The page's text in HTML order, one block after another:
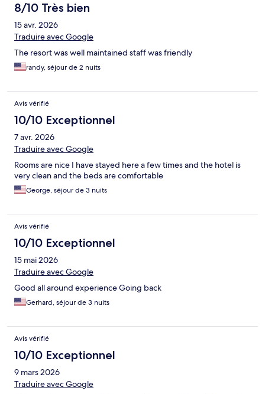
8/10 Très bien
15 avr. 2026
Traduire avec Google
The resort was well maintained staff was friendly
randy, séjour de 2 nuits
Avis vérifié
10/10 Exceptionnel
7 avr. 2026
Traduire avec Google
Rooms are nice I have stayed here a few times and the hotel is
very clean and the beds are comfortable
George, séjour de 3 nuits
Avis vérifié
10/10 Exceptionnel
15 mai 2026
Traduire avec Google
Good all around experience Going back
Gerhard, séjour de 3 nuits
Avis vérifié
10/10 Exceptionnel
9 mars 2026
Traduire avec Google